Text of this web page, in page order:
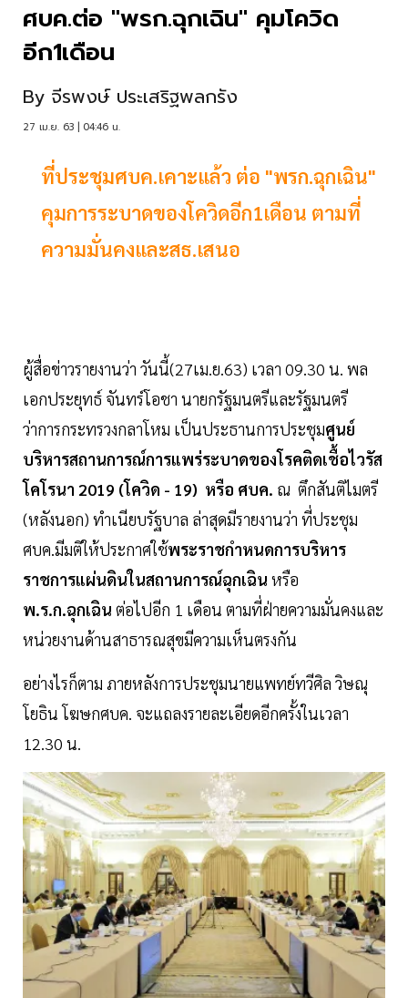
ศบค.ต่อ "พรก.ฉุกเฉิน" คุมโควิด
อีก1เดือน
By จีรพงษ์ ประเสริฐพลกรัง
27 เม.ย. 63 | 04:46 น.
ที่ประชุมศบค.เคาะแล้ว ต่อ "พรก.ฉุกเฉิน"
คุมการระบาดของโควิดอีก1เดือน ตามที่
ความมั่นคงและสธ.เสนอ
ผู้สื่อข่าวรายงานว่า วันนี้(27เม.ย.63) เวลา 09.30 น. พล
เอกประยุทธ์ จันทร์โอชา นายกรัฐมนตรีและรัฐมนตรี
ว่าการกระทรวงกลาโหม เป็นประธานการประชุมศูนย์
บริหารสถานการณ์การแพร่ระบาดของโรคติดเชื้อไวรัส
โคโรนา 2019 (โควิด - 19) หรือ ศบค. ณ ตึกสันติไมตรี
(หลังนอก) ทำเนียบรัฐบาล ล่าสุดมีรายงานว่า ที่ประชุม
ศบค.มีมติให้ประกาศใช้พระราชกำหนดการบริหาร
ราชการแผ่นดินในสถานการณ์ฉุกเฉิน หรือ
พ.ร.ก.ฉุกเฉิน ต่อไปอีก 1 เดือน ตามที่ฝ่ายความมั่นคงและ
หน่วยงานด้านสาธารณสุขมีความเห็นตรงกัน
อย่างไรก็ตาม ภายหลังการประชุมนายแพทย์ทวีศิล วิษณุ
โยธิน โฆษกศบค. จะแถลงรายละเอียดอีกครั้งในเวลา
12.30 น.